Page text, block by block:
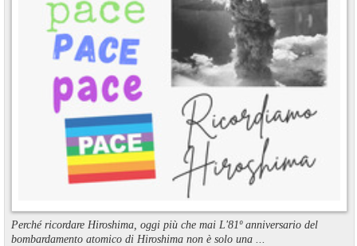
Perché ricordare Hiroshima, oggi più che mai L'81º anniversario del
bombardamento atomico di Hiroshima non è solo una ...